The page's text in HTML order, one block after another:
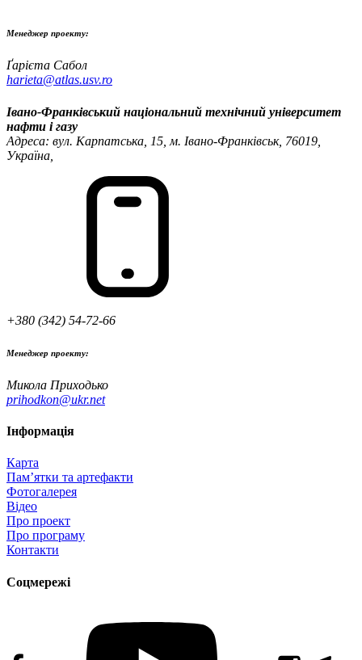
Менеджер проекту:
Ґарієта Сабол
harieta@atlas.usv.ro
Івано-Франківський національний технічний університет
нафти і газу
Адреса: вул. Карпатська, 15, м. Івано-Франківськ, 76019,
Україна,
+380 (342) 54-72-66
Менеджер проекту:
Микола Приходько
prihodkon@ukr.net
Інформація
Карта
Пам’ятки та артефакти
Фотогалерея
Відео
Про проект
Про програму
Контакти
Соцмережі